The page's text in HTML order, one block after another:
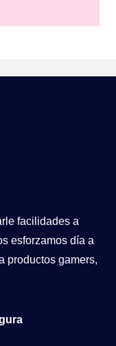
facilidades a
esforzamos día a
productos gamers,